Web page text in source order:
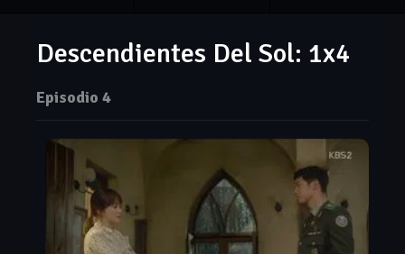
Descendientes Del Sol: 1x4
Episodio 4